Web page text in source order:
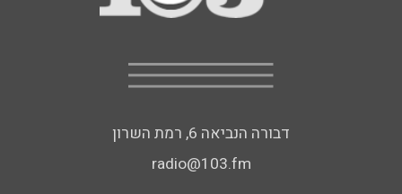
דבורה הנביאה 6, רמת השרון
radio@103.fm